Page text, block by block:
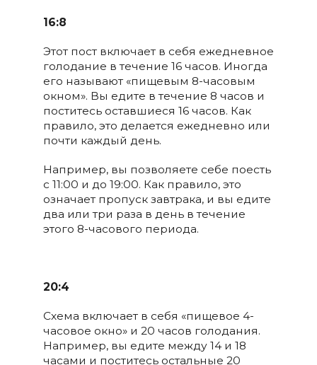
16:8
Этот пост включает в себя ежедневное
голодание в течение 16 часов. Иногда
его называют «пищевым 8-часовым
окном». Вы едите в течение 8 часов и
поститесь оставшиеся 16 часов. Как
правило, это делается ежедневно или
почти каждый день.
Например, вы позволяете себе поесть
с 11:00 и до 19:00. Как правило, это
означает пропуск завтрака, и вы едите
два или три раза в день в течение
этого 8-часового периода.
20:4
Схема включает в себя «пищевое 4-
часовое окно» и 20 часов голодания.
Например, вы едите между 14 и 18
часами и поститесь остальные 20